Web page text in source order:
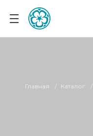
Главная Каталог